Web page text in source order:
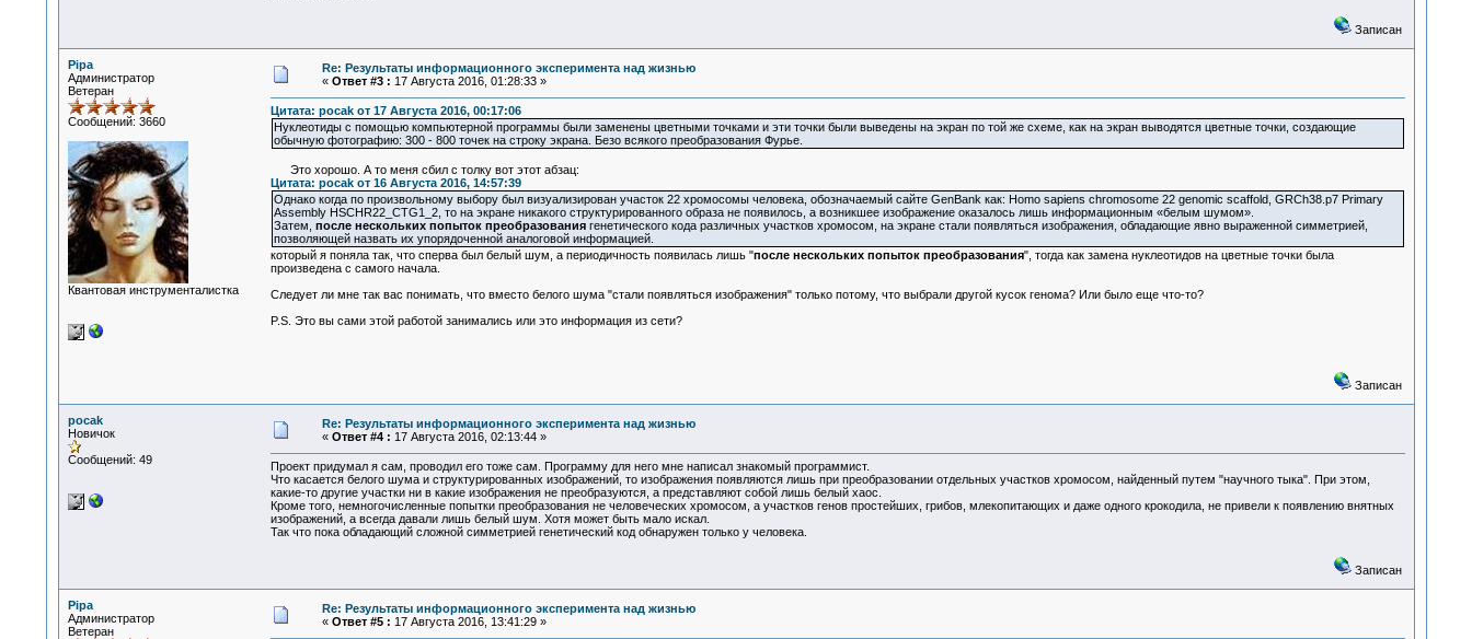
Записан
Pipa
Администратор
Ветеран
Сообщений: 3660
Квантовая инструменталистка
Re: Результаты информационного эксперимента над жизнью
« Ответ #3 : 17 Августа 2016, 01:28:33 »
Цитата: pocak от 17 Августа 2016, 00:17:06
Нуклеотиды с помощью компьютерной программы были заменены цветными точками и эти точки были выведены на экран по той же схеме, как на экран выводятся цветные точки, создающие
обычную фотографию: 300 - 800 точек на строку экрана. Безо всякого преобразования Фурье.
Это хорошо. А то меня сбил с толку вот этот абзац:
Цитата: pocak от 16 Августа 2016, 14:57:39
Однако когда по произвольному выбору был визуализирован участок 22 хромосомы человека, обозначаемый сайте GenBank как: Homo sapiens chromosome 22 genomic scaffold, GRCh38.p7 Primary
Assembly HSCHR22_CTG1_2, то на экране никакого структурированного образа не появилось, а возникшее изображение оказалось лишь информационным «белым шумом».
Затем, после нескольких попыток преобразованиягенетического кода различных участков хромосом, на экране стали появляться изображения, обладающие явно выраженной симметрией,
позволяющей назвать их упорядоченной аналоговой информацией.
который я поняла так, что сперва был белый шум, а периодичность появилась лишь "после нескольких попыток преобразования", тогда как замена нуклеотидов на цветные точки была
произведена с самого начала.
Следует ли мне так вас понимать, что вместо белого шума "стали появляться изображения" только потому, что выбрали другой кусок генома? Или было еще что-то?
P.S. Это вы сами этой работой занимались или это информация из сети?
Записан
pocak
Новичок
Сообщений: 49
Re: Результаты информационного эксперимента над жизнью
« Ответ #4 : 17 Августа 2016, 02:13:44 »
Проект придумал я сам, проводил его тоже сам. Программу для него мне написал знакомый программист.
Что касается белого шума и структурированных изображений, то изображения появляются лишь при преобразовании отдельных участков хромосом, найденный путем "научного тыка". При этом,
какие-то другие участки ни в какие изображения не преобразуются, а представляют собой лишь белый хаос.
Кроме того, немногочисленные попытки преобразования не человеческих хромосом, а участков генов простейших, грибов, млекопитающих и даже одного крокодила, не привели к появлению внятных
изображений, а всегда давали лишь белый шум. Хотя может быть мало искал.
Так что пока обладающий сложной симметрией генетический код обнаружен только у человека.
Записан
Pipa
Администратор
Ветеран
Re: Результаты информационного эксперимента над жизнью
« Ответ #5 : 17 Августа 2016, 13:41:29 »